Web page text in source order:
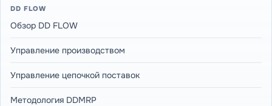
DD FLOW
Обзор DD FLOW
Управление производством
Управление цепочкой поставок
Методология DDMRP